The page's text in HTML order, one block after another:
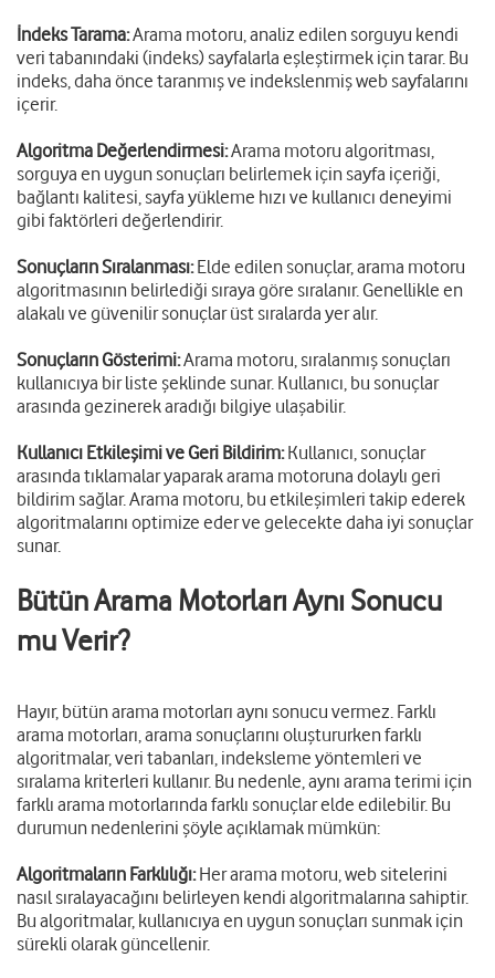
İndeks Tarama:Arama motoru, analiz edilen sorguyu kendi
veri tabanındaki (indeks) sayfalarla eşleştirmek için tarar. Bu
indeks, daha önce taranmış ve indekslenmiş web sayfalarını
içerir.
Algoritma Değerlendirmesi:Arama motoru algoritması,
sorguya en uygun sonuçları belirlemek için sayfa içeriği,
bağlantı kalitesi, sayfa yükleme hızı ve kullanıcı deneyimi
gibi faktörleri değerlendirir.
Sonuçların Sıralanması:Elde edilen sonuçlar, arama motoru
algoritmasının belirlediği sıraya göre sıralanır. Genellikle en
alakalı ve güvenilir sonuçlar üst sıralarda yer alır.
Sonuçların Gösterimi:Arama motoru, sıralanmış sonuçları
kullanıcıya bir liste şeklinde sunar. Kullanıcı, bu sonuçlar
arasında gezinerek aradığı bilgiye ulaşabilir.
Kullanıcı Etkileşimi ve Geri Bildirim:Kullanıcı, sonuçlar
arasında tıklamalar yaparak arama motoruna dolaylı geri
bildirim sağlar. Arama motoru, bu etkileşimleri takip ederek
algoritmalarını optimize eder ve gelecekte daha iyi sonuçlar
sunar.
Bütün Arama Motorları Aynı Sonucu
mu Verir?
Hayır, bütün arama motorları aynı sonucu vermez. Farklı
arama motorları, arama sonuçlarını oluştururken farklı
algoritmalar, veri tabanları, indeksleme yöntemleri ve
sıralama kriterleri kullanır. Bu nedenle, aynı arama terimi için
farklı arama motorlarında farklı sonuçlar elde edilebilir. Bu
durumun nedenlerini şöyle açıklamak mümkün:
Algoritmaların Farklılığı:Her arama motoru, web sitelerini
nasıl sıralayacağını belirleyen kendi algoritmalarına sahiptir.
Bu algoritmalar, kullanıcıya en uygun sonuçları sunmak için
sürekli olarak güncellenir.